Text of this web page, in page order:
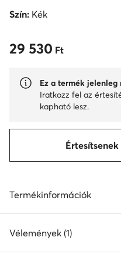
Szín: Kék
29 530 Ft
29 530 Ft
Ez a termék jelenleg
Iratkozz fel az
kapható lesz.
Termékinformációk
Vélemények (1)